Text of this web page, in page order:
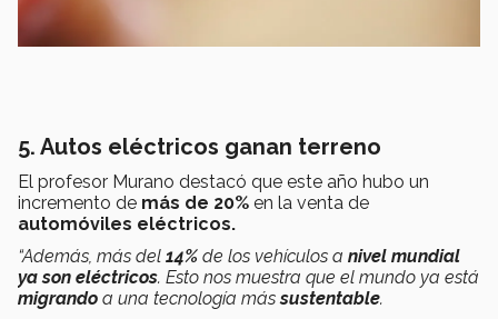
5. Autos eléctricos ganan terreno
El profesor Murano destacó que este año hubo un
incremento de más de 20% en la venta de
automóviles eléctricos.
“Además, más del 14% de los vehículos a nivel mundial
ya son eléctricos. Esto nos muestra que el mundo ya está
migrando a una tecnología mássustentable.